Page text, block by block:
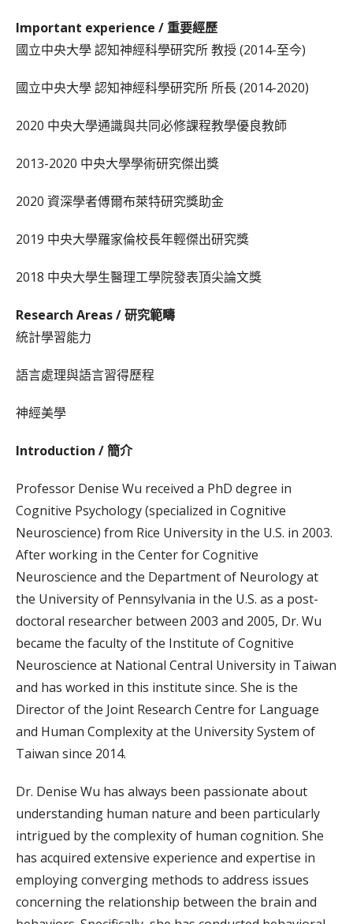
Important experience / 重要經歷
國立中央大學 認知神經科學研究所 教授 (2014-至今)
國立中央大學 認知神經科學研究所 所長 (2014-2020)
2020 中央大學通識與共同必修課程教學優良教師
2013-2020 中央大學學術研究傑出獎
2020 資深學者傅爾布萊特研究獎助金
2019 中央大學羅家倫校長年輕傑出研究獎
2018 中央大學生醫理工學院發表頂尖論文獎
Research Areas / 研究範疇
統計學習能力
語言處理與語言習得歷程
神經美學
Introduction / 簡介
Professor Denise Wu received a PhD degree in
Cognitive Psychology (specialized in Cognitive
Neuroscience) from Rice University in the U.S. in 2003.
After working in the Center for Cognitive
Neuroscience and the Department of Neurology at
the University of Pennsylvania in the U.S. as a post-
doctoral researcher between 2003 and 2005, Dr. Wu
became the faculty of the Institute of Cognitive
Neuroscience at National Central University in Taiwan
and has worked in this institute since. She is the
Director of the Joint Research Centre for Language
and Human Complexity at the University System of
Taiwan since 2014.
Dr. Denise Wu has always been passionate about
understanding human nature and been particularly
intrigued by the complexity of human cognition. She
has acquired extensive experience and expertise in
employing converging methods to address issues
concerning the relationship between the brain and